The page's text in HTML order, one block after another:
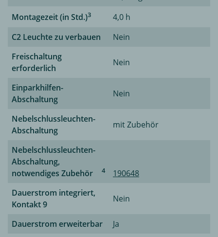
Montagezeit (in Std.)3
4,0 h
C2 Leuchte zu verbauen
Nein
Freischaltung
erforderlich
Nein
Einparkhilfen-
Abschaltung
Nein
Nebelschlussleuchten-
Abschaltung
mit Zubehör
Nebelschlussleuchten-
Abschaltung,
notwendiges Zubehör
4
190648
Dauerstrom integriert,
Kontakt 9
Nein
Dauerstrom erweiterbar
Ja